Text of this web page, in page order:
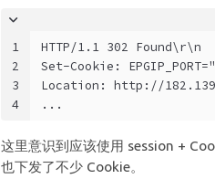
1
2
3
4
HTTP/1.1 302 Found\r\n
Set-Cookie:
Location: http://
...
这里意识到应该使用 session +
也下发了不少 Cookie。